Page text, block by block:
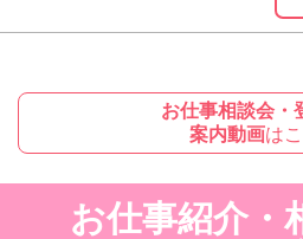
お仕事相談会・
案内動画は
お仕事紹介・